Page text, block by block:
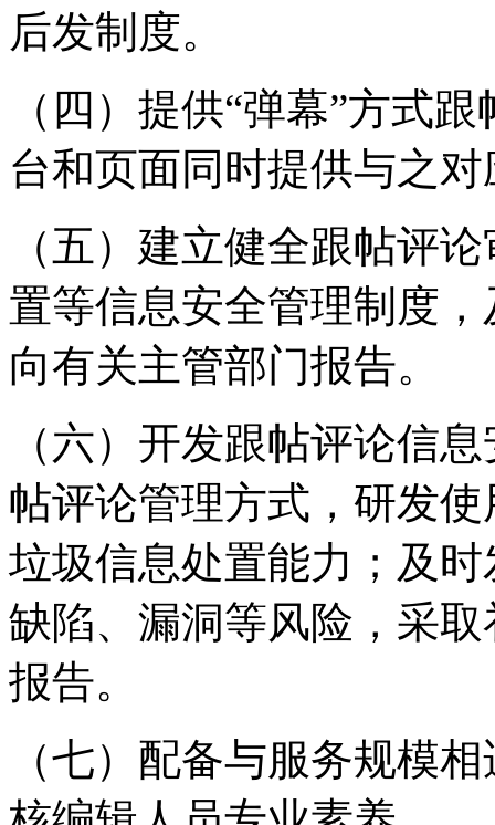
后发制度。
（四）提供“弹幕”方式
台和页面同时提供与之
（五）建立健全跟帖评
置等信息安全管理制度
向有关主管部门报告。
（六）开发跟帖评论信
帖评论管理方式，研发
垃圾信息处置能力；及
缺陷、漏洞等风险，采
报告。
（七）配备与服务规模